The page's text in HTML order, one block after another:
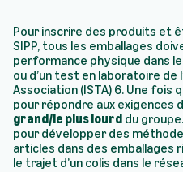
Pour inscrire des produits et
SIPP, tous les emballages
performance physique dans
ou d’un test en laboratoire de
Association (ISTA) 6. Une fois
pour répondre aux exigences
grand/le plus lourd du
pour développer des
articles dans des emballages
le trajet d’un colis dans le